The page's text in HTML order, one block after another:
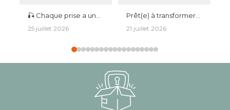
🎣 Chaque prise a une
histoire. Chaque sortie
mérite un souvenir. Le
n'est pas toujours le
plus gros… C'est
25 juillet 2026
Prêt(e) à transformer
tes road trips en
légendes ? 🚐✨
𝗩𝗮𝗻𝗹𝗶𝗳𝗲 𝗖𝗵𝗮𝗹𝗹𝗲𝗻𝗴𝗲
d'Aventura Éditions ! 🎲
Avec 54 défis conçus
pour les van-lif...
21 juillet 2026